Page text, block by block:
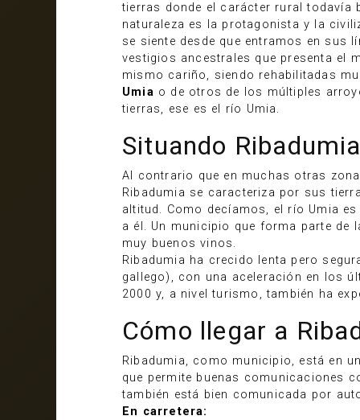
tierras donde el carácter rural todavía
naturaleza es la protagonista y la
se siente desde que entramos en sus
vestigios ancestrales que presenta el
mismo cariño, siendo rehabilitadas
Umia o de otros de los múltiples
tierras, ese es el río Umia.
Situando
Al contrario que en muchas otras
Ribadumia se caracteriza por sus
altitud. Como decíamos, el río Umia
a él. Un municipio que forma parte de
muy buenos vinos.
Ribadumia ha crecido lenta pero
gallego), con una aceleración en los
2000 y, a nivel turismo, también ha
Cómo llegar a
Ribadumia, como municipio, está en
que permite buenas comunicaciones
también está bien comunicada por
En carretera: